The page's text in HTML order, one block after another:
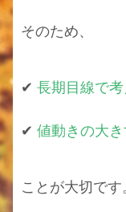
そのため、
✔ 長期目線で考
✔ 値動きの大
ことが大切です